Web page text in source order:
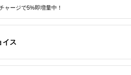
ャージで5%即増量中！
イス